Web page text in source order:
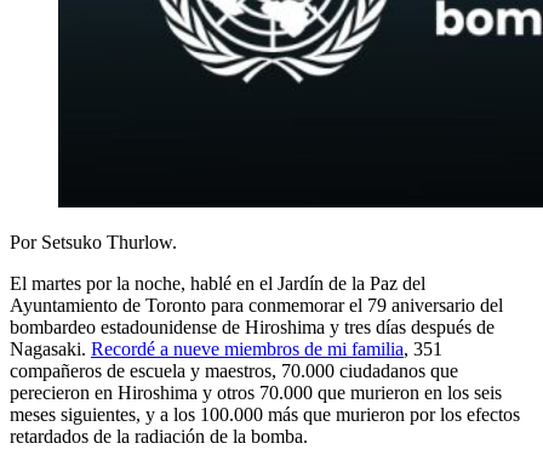
Por Setsuko Thurlow.
El martes por la noche, hablé en el Jardín de la Paz del
Ayuntamiento de Toronto para conmemorar el 79 aniversario del
bombardeo estadounidense de Hiroshima y tres días después de
Nagasaki. Recordé a nueve miembros de mi familia, 351
compañeros de escuela y maestros, 70.000 ciudadanos que
perecieron en Hiroshima y otros 70.000 que murieron en los seis
meses siguientes, y a los 100.000 más que murieron por los efectos
retardados de la radiación de la bomba.